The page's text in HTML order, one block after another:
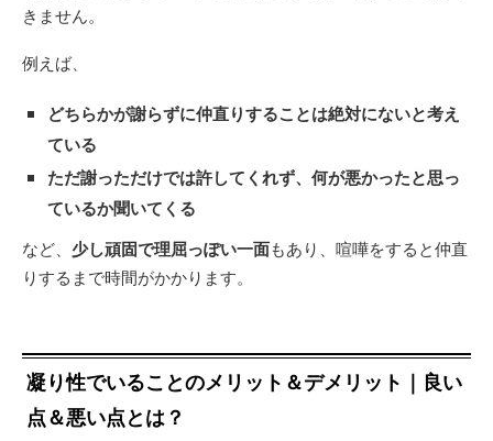
きません。
例えば、
どちらかが謝らずに仲直りすることは絶対にないと考え
ている
ただ謝っただけでは許してくれず、何が悪かったと思っ
ているか聞いてくる
など、 少し頑固で理屈っぽい一面もあり、喧嘩をすると仲直
りするまで時間がかかります。
凝り性でいることのメリット＆デメリット｜良い
点＆悪い点とは？